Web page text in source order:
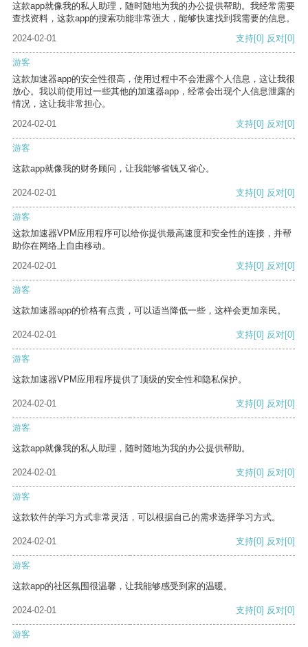
这款app就像我的私人助理，随时随地为我的办公提供帮助。我经常需要
查找资料，这款app的搜索功能非常强大，能够快速找到我需要的信息。
2024-02-01
支持[0] 反对[0]
游客
这款加速器app的安全性很高，使用过程中不会泄露个人信息，这让我很
放心。我以前使用过一些其他的加速器app，经常会出现个人信息泄露的
情况，这让我非常担心。
2024-02-01
支持[0] 反对[0]
游客
这款app就像我的财务顾问，让我能够省钱又省心。
2024-02-01 支持[0] 反对[0]
游客
这款加速器VPM应用程序可以给你提供最高速度和安全性的连接，并帮
助你在网络上自由移动。
2024-02-01
支持[0] 反对[0]
游客
这款加速器app的价格有点贵，可以适当降低一些，这样会更加亲民。
2024-02-01 支持[0] 反对[0]
游客
这款加速器VPM应用程序提供了顶级的安全性和隐私保护。
2024-02-01 支持[0] 反对[0]
游客
这款app就像我的私人助理，随时随地为我的办公提供帮助。
2024-02-01 支持[0] 反对[0]
游客
这款软件的学习方式非常灵活，可以根据自己的需求选择学习方式。
2024-02-01 支持[0] 反对[0]
游客
这款app的社区氛围很温馨，让我能够感受到家的温暖。
2024-02-01 支持[0] 反对[0]
游客